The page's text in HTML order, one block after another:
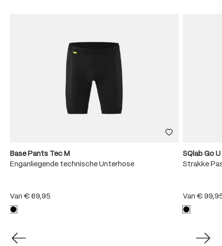
Base Pants Tec M
Enganliegende technische Unterhose
Van € 69,95
SQlab Go U
Strakke
Van €